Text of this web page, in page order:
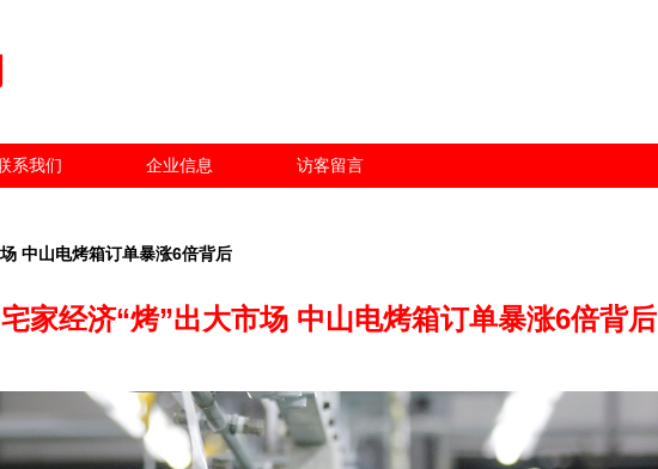
系我们 企业信息 访客留言
中山电烤箱订单暴涨6倍背后
家经济“烤”出大市场 中山电烤箱订单暴涨6倍背后